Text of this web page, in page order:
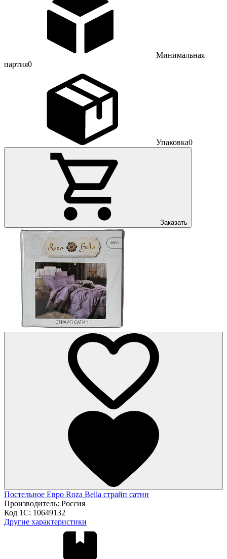
Минимальная
партия0
Упаковка0
Заказать
Постельное Евро Roza Bella страйп сатин
Производитель: Россия
Код 1С: 10649132
Другие характеристики